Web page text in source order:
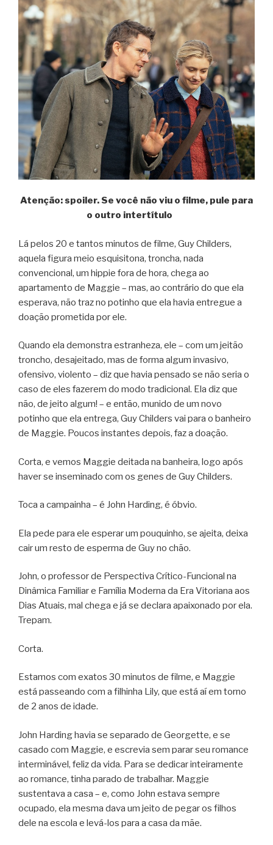
Atenção: spoiler. Se você não viu o filme, pule para
o outro intertítulo
Lá pelos 20 e tantos minutos de filme, Guy Childers,
aquela figura meio esquisitona, troncha, nada
convencional, um hippie fora de hora, chega ao
apartamento de Maggie – mas, ao contrário do que ela
esperava, não traz no potinho que ela havia entregue a
doação prometida por ele.
Quando ela demonstra estranheza, ele – com um jeitão
troncho, desajeitado, mas de forma algum invasivo,
ofensivo, violento – diz que havia pensado se não seria o
caso de eles fazerem do modo tradicional. Ela diz que
não, de jeito algum! – e então, munido de um novo
potinho que ela entrega, Guy Childers vai para o banheiro
de Maggie. Poucos instantes depois, faz a doação.
Corta, e vemos Maggie deitada na banheira, logo após
haver se inseminado com os genes de Guy Childers.
Toca a campainha – é John Harding, é óbvio.
Ela pede para ele esperar um pouquinho, se ajeita, deixa
cair um resto de esperma de Guy no chão.
John, o professor de Perspectiva Crítico-Funcional na
Dinâmica Familiar e Família Moderna da Era Vitoriana aos
Dias Atuais, mal chega e já se declara apaixonado por ela.
Trepam.
Corta.
Estamos com exatos 30 minutos de filme, e Maggie
está passeando com a filhinha Lily, que está aí em torno
de 2 anos de idade.
John Harding havia se separado de Georgette, e se
casado com Maggie, e escrevia sem parar seu romance
interminável, feliz da vida. Para se dedicar inteiramente
ao romance, tinha parado de trabalhar. Maggie
sustentava a casa – e, como John estava sempre
ocupado, ela mesma dava um jeito de pegar os filhos
dele na escola e levá-los para a casa da mãe.